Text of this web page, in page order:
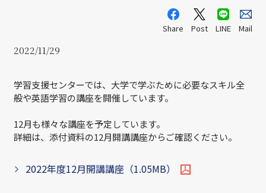
Share Post LINE Mail
2022/11/29
学習支援センターでは、大学で学ぶために必要なスキル全
般や英語学習の講座を開催しています。
12月も様々な講座を予定しています。
詳細は、添付資料の12月開講講座からご確認ください。
2022年度12月開講講座（1.05MB）